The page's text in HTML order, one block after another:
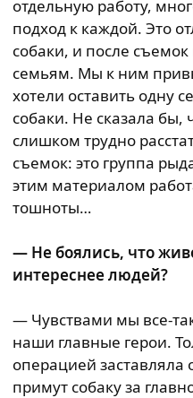
отдельную работу,
подход к каждой. Это
собаки, и после
семьям. Мы к ним
хотели оставить одну
собаки. Не сказала
слишком трудно
съемок: это группа
этим материалом
тошноты…
— Не боялись, что
интереснее людей?
— Чувствами мы все-
наши главные герои.
операцией заставляла
примут собаку за